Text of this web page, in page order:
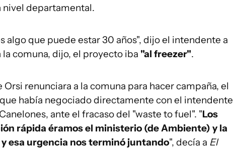
nivel departamental.
algo que puede estar 30 años", dijo el intendente a
la comuna, dijo, el proyecto iba "al freezer".
renunciara a la comuna para hacer campaña, el
había negociado directamente con el intendente
ante el fracaso del "waste to fuel". "Los
rápida éramos el ministerio (de Ambiente) y la
esa urgencia nos terminó juntando", decía a El